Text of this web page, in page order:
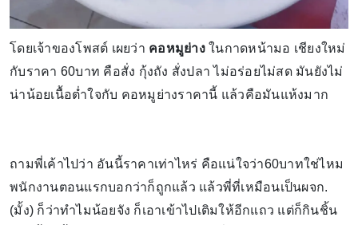
โดยเจ้าของโพสต์ เผยว่า คอหมูย่างในกาดหน้ามอ เชียงใหม่
กับราคา 60บาท คือสั่ง กุ้งถัง สั่งปลา ไม่อร่อยไม่สด มันยังไม่
น่าน้อยเนื้อต่ำใจกับ คอหมูย่างราคานี้ แล้วคือมันแห้งมาก
ถามพี่เค้าไปว่า อันนี้ราคาเท่าไหร่ คือแน่ใจว่า60บาทใช่ไหม
พนักงานตอนแรกบอกว่าก็ถูกแล้ว แล้วพี่ที่เหมือนเป็นผจก.
(มั้ง) ก็ว่าทำไมน้อยจัง ก็เอาเข้าไปเติมให้อีกแถว แต่ก็กินชิ้น